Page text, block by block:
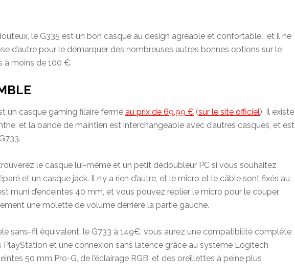
le G335 est un bon casque au design agréable et confortable… et il ne
d’autre pour le démarquer des nombreuses autres bonnes options sur le
à moins de 100 €.
un casque gaming filaire fermé au prix de 69,99 € (sur le site officiel). Il existe
et la bande de maintien est interchangeable avec d’autres casques, et est
le casque lui-même et un petit dédoubleur PC si vous souhaitez
et un casque jack. Il n’y a rien d’autre, et le micro et le câble sont fixés au
muni d’enceintes 40 mm, et vous pouvez replier le micro pour le couper.
une molette de volume derrière la partie gauche.
sans-fil équivalent, le G733 à 149€, vous aurez une compatibilité complète
PlayStation et une connexion sans latence grâce au système Logitech
50 mm Pro-G, de l’éclairage RGB, et des oreillettes à peine plus